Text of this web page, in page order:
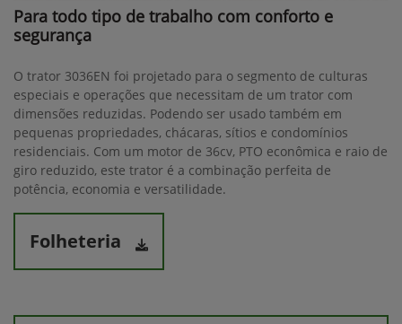
Para todo tipo de trabalho com conforto e
segurança
O trator 3036EN foi projetado para o segmento de culturas
especiais e operações que necessitam de um trator com
dimensões reduzidas. Podendo ser usado também em
pequenas propriedades, chácaras, sítios e condomínios
residenciais. Com um motor de 36cv, PTO econômica e raio de
giro reduzido, este trator é a combinação perfeita de
potência, economia e versatilidade.
Folheteria